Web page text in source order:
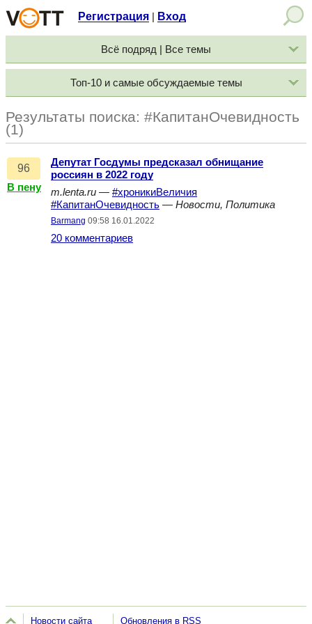
Регистрация Вход
Всё подряд | Все темы
Топ-10 и самые обсуждаемые темы
Результаты поиска: #КапитанОчевидность
(1)
96
В пену
Депутат Госдумы предсказал обнищание
россиян в 2022 году
m.lenta.ru — #хроникиВеличия
#КапитанОчевидность — Новости, Политика
Barmang 09:58 16.01.2022
20 комментариев
Новости сайта Обновления в RSS